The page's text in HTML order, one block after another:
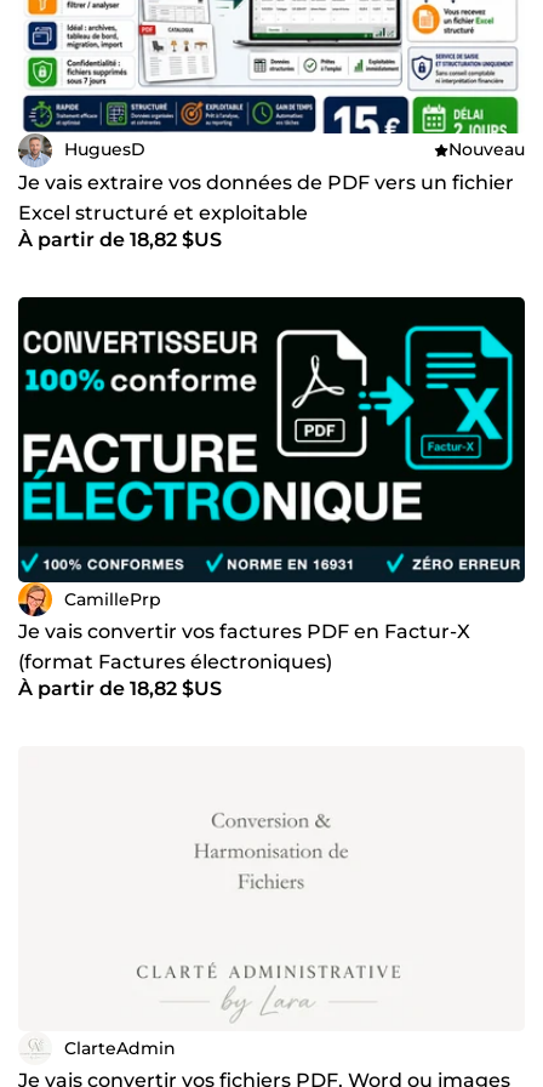
HuguesD Nouveau
Je vais extraire vos données de PDF vers un fichier
Excel structuré et exploitable
À partir de 18,82 $US
CamillePrp
Je vais convertir vos factures PDF en Factur-X
(format Factures électroniques)
À partir de 18,82 $US
ClarteAdmin
Je vais convertir vos fichiers PDF, Word ou images